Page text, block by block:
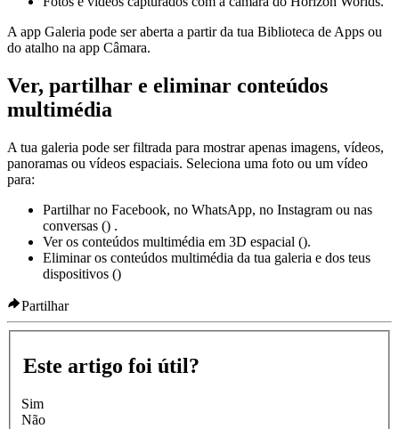
A app Galeria pode ser aberta a partir da tua Biblioteca de Apps ou
do atalho na app Câmara.
Ver, partilhar e eliminar conteúdos
multimédia
A tua galeria pode ser filtrada para mostrar apenas imagens, vídeos,
panoramas ou vídeos espaciais. Seleciona uma foto ou um vídeo
para:
Partilhar no Facebook, no WhatsApp, no Instagram ou nas
conversas () .
Ver os conteúdos multimédia em 3D espacial ().
Eliminar os conteúdos multimédia da tua galeria e dos teus
dispositivos ()
Partilhar
Este artigo foi útil?
Sim
Não